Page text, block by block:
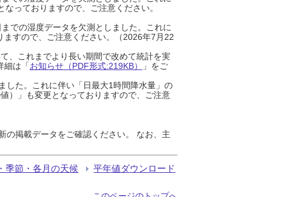
っておりますので、ご注意ください。
での湿度データを欠測としました。これに
すので、ご注意ください。（2026年7月22
、これまでより長い期間で改めて統計を実
細は「お知らせ（PDF形式:219KB）
」をご
した。これに伴い「日最大1時間降水量」の
）」も変更となっておりますので、ご注意
の掲載データをご確認ください。 なお、主
季節・各月の天候 平年値ダウンロード